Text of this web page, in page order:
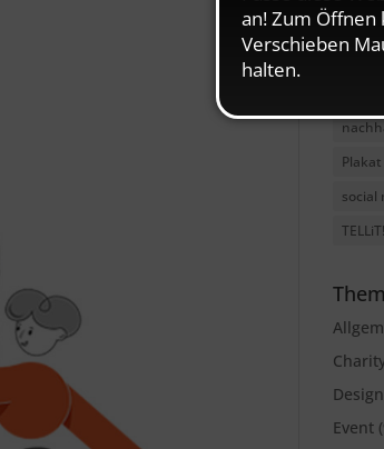
Plakat
social
TELLiT!
Design
Event